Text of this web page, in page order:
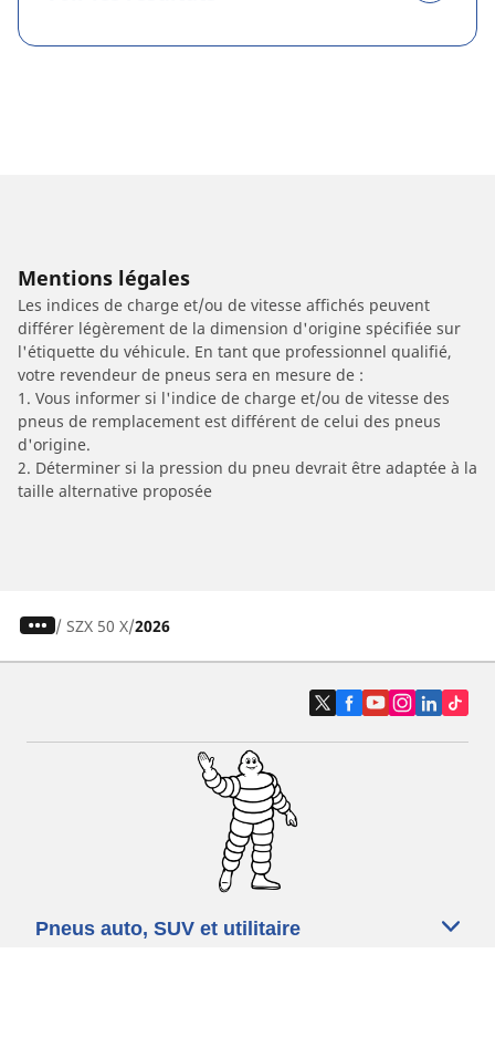
Mentions légales
Les indices de charge et/ou de vitesse affichés peuvent
différer légèrement de la dimension d'origine spécifiée sur
l'étiquette du véhicule. En tant que professionnel qualifié,
votre revendeur de pneus sera en mesure de :
1. Vous informer si l'indice de charge et/ou de vitesse des
pneus de remplacement est différent de celui des pneus
d'origine.
2. Déterminer si la pression du pneu devrait être adaptée à la
taille alternative proposée
/ SZX 50 X 2026
Pneus auto, SUV et utilitaire